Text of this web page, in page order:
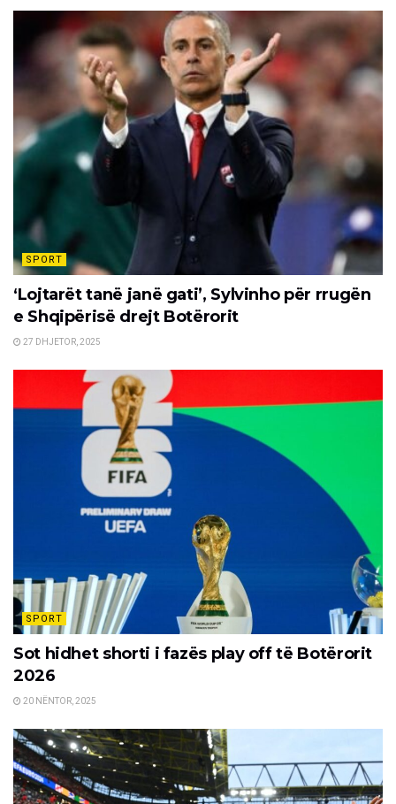
SPORT
‘Lojtarët tanë janë gati’, Sylvinho për rrugën
e Shqipërisë drejt Botërorit
27 DHJETOR, 2025
SPORT
Sot hidhet shorti i fazës play off të Botërorit
2026
20 NËNTOR, 2025